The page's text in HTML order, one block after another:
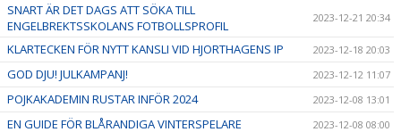
SNART ÄR DET DAGS ATT SÖKA TILL
ENGELBREKTSSKOLANS FOTBOLLSPROFIL
2023-12-21 20:34
KLARTECKEN FÖR NYTT KANSLI VID HJORTHAGENS IP 2023-12-18 20:03
GOD DJU! JULKAMPANJ! 2023-12-12 11:07
POJKAKADEMIN RUSTAR INFÖR 2024 2023-12-08 13:01
EN GUIDE FÖR BLÅRANDIGA VINTERSPELARE 2023-12-08 08:00